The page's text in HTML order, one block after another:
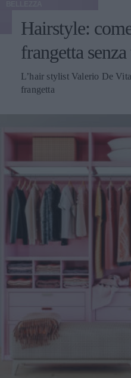
Hairstyle:
frangetta
L’hair stylist Valerio De
frangetta